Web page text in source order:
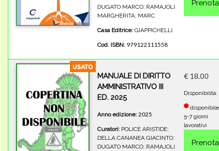
DUGATO MARCO; RAMAJOLI
MARGHERITA; MARC
Casa Editrice: GIAPPICHELLI
Cod. ISBN: 979122111558
MANUALE DI DIRITTO
AMMINISTRATIVO III
ED. 2025
Anno edizione: 2025
Curatori: POLICE ARISTIDE;
DELLA CANANEA GIACINTO;
DUGATO MARCO; RAMAJOLI
€ 18.00
Disponibilità:
5-7 giorni
lavorativi